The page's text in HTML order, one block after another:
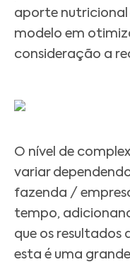
aporte
modelo em
consideração a
O nível de
variar
fazenda /
tempo,
que os resultados
esta é uma